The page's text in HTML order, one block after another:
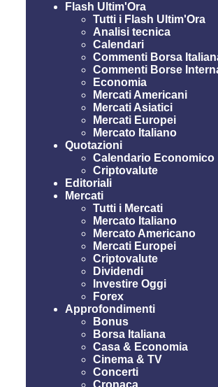
Flash Ultim'Ora
Tutti i Flash Ultim'Ora
Analisi tecnica
Calendari
Commenti Borsa
Commenti Borse
Economia
Mercati Americani
Mercati Asiatici
Mercati Europei
Mercato Italiano
Quotazioni
Calendario Economico
Criptovalute
Editoriali
Mercati
Tutti i Mercati
Mercato Italiano
Mercato Americano
Mercati Europei
Criptovalute
Dividendi
Investire Oggi
Forex
Approfondimenti
Bonus
Borsa Italiana
Casa & Economia
Cinema & TV
Concerti
Cronaca